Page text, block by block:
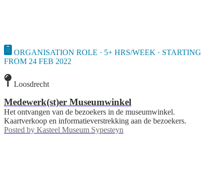
ORGANISATION ROLE · 5+ HRS/WEEK · STARTING
FROM 24 FEB 2022
Loosdrecht
Medewerk(st)er Museumwinkel
Het ontvangen van de bezoekers in de museumwinkel.
Kaartverkoop en informatieverstrekking aan de bezoekers.
Posted by Kasteel Museum Sypesteyn